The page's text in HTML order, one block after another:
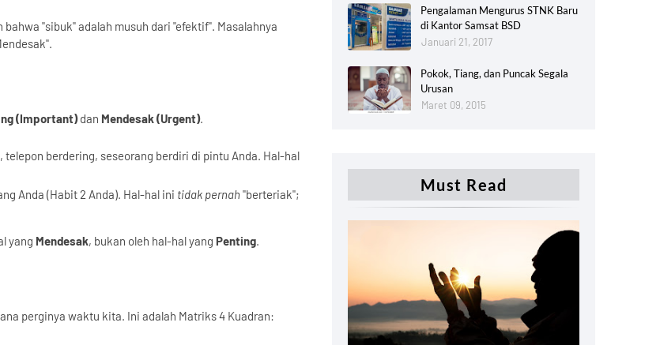
bahwa "sibuk" adalah musuh dari "efektif". Masalahnya
(Important)dan Mendesak (Urgent).
telepon berdering, seseorang berdiri di pintu Anda. Hal-hal
Anda (Habit 2 Anda). Hal-hal ini tidak pernah "berteriak";
yang Mendesak, bukan oleh hal-hal yang Penting.
perginya waktu kita. Ini adalah Matriks 4 Kuadran:
Pengalaman Mengurus STNK Baru
di Kantor Samsat BSD
Januari 21, 2017
Pokok, Tiang, dan Puncak Segala
Urusan
Maret 09, 2015
Must Read